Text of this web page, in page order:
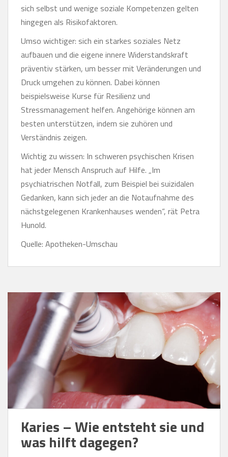
sich selbst und wenige soziale Kompetenzen gelten
hingegen als Risikofaktoren.
Umso wichtiger: sich ein starkes soziales Netz
aufbauen und die eigene innere Widerstandskraft
präventiv stärken, um besser mit Veränderungen und
Druck umgehen zu können. Dabei können
beispielsweise Kurse für Resilienz und
Stressmanagement helfen. Angehörige können am
besten unterstützen, indem sie zuhören und
Verständnis zeigen.
Wichtig zu wissen: In schweren psychischen Krisen
hat jeder Mensch Anspruch auf Hilfe. „Im
psychiatrischen Notfall, zum Beispiel bei suizidalen
Gedanken, kann sich jeder an die Notaufnahme des
nächstgelegenen Krankenhauses wenden“, rät Petra
Hunold.
Quelle: Apotheken-Umschau
Karies – Wie entsteht sie und
was hilft dagegen?